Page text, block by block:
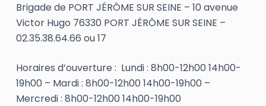
o
n
u
Brigade de PORT JÉRÔME SUR SEINE – 10 avenue
Victor Hugo 76330 PORT JÉRÔME SUR SEINE –
02.35.38.64.66 ou 17
Horaires d’ouverture : Lundi : 8h00-12h00 14h00-
19h00 – Mardi : 8h00-12h00 14h00-19h00 –
Mercredi : 8h00-12h00 14h00-19h00